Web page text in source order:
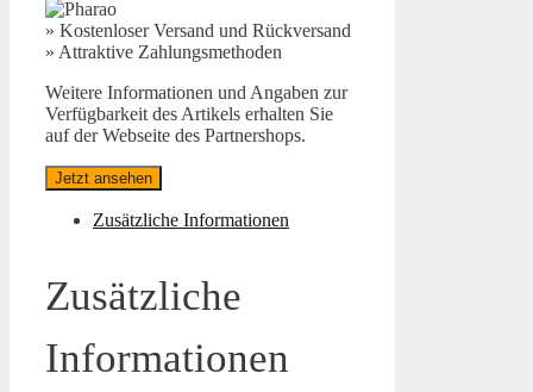
» Kostenloser Versand und Rückversand
» Attraktive Zahlungsmethoden
Weitere Informationen und Angaben zur
Verfügbarkeit des Artikels erhalten Sie
auf der Webseite des Partnershops.
Jetzt ansehen
Zusätzliche Informationen
Zusätzliche
Informationen